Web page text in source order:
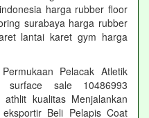
harga rubber floor
surabaya harga rubber
lantai karet gym harga
Pelacak Atletik
surface sale 10486993
kualitas Menjalankan
Beli Pelapis Coat